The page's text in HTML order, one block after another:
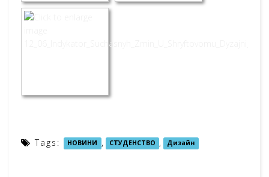
Tags: НОВИНИ , СТУДЕНСТВО , Дизайн